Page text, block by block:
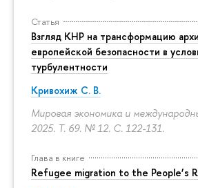
Статья
Взгляд КНР на трансформацию
европейской безопасности в
турбулентности
Кривохиж С. В.
Мировая экономика и
2025. Т. 69. № 12. С. 122-131.
Глава в книге
Refugee migration to the People’s